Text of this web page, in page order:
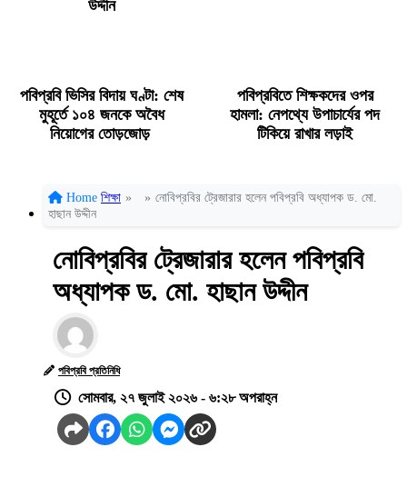
উদ্দীন
পবিপ্রবি ভিসির বিদায় ঘণ্টা: শেষ
মুহূর্তে ১০৪ জনকে অবৈধ
নিয়োগের তোড়জোড়
পবিপ্রবিতে শিক্ষকদের ওপর
হামলা: নেপথ্যে উপাচার্যের পদ
টিকিয়ে রাখার লড়াই
Home শিক্ষা » » নোবিপ্রবির ট্রেজারার হলেন পবিপ্রবি অধ্যাপক ড. মো.
হাছান উদ্দীন
নোবিপ্রবির ট্রেজারার হলেন পবিপ্রবি
অধ্যাপক ড. মো. হাছান উদ্দীন
পবিপ্রবি প্রতিনিধি
সোমবার, ২৭ জুলাই ২০২৬ - ৬:২৮ অপরাহ্ন